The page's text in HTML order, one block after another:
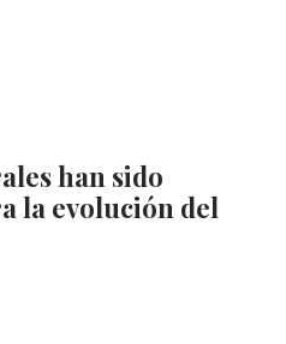
han sido
la evolución del